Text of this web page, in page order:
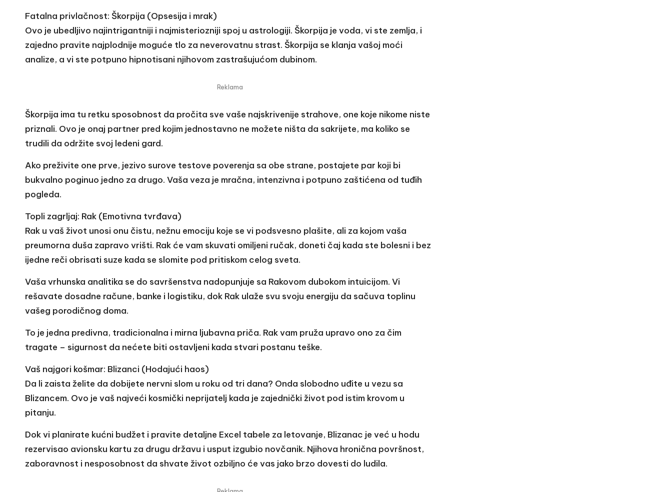
Fatalna privlačnost: Škorpija (Opsesija i mrak)
Ovo je ubedljivo najintrigantniji i najmisteriozniji spoj u astrologiji. Škorpija je voda, vi ste zemlja, i
zajedno pravite najplodnije moguće tlo za neverovatnu strast. Škorpija se klanja vašoj moći
analize, a vi ste potpuno hipnotisani njihovom zastrašujućom dubinom.
Reklama
Škorpija ima tu retku sposobnost da pročita sve vaše najskrivenije strahove, one koje nikome niste
priznali. Ovo je onaj partner pred kojim jednostavno ne možete ništa da sakrijete, ma koliko se
trudili da održite svoj ledeni gard.
Ako preživite one prve, jezivo surove testove poverenja sa obe strane, postajete par koji bi
bukvalno poginuo jedno za drugo. Vaša veza je mračna, intenzivna i potpuno zaštićena od tuđih
pogleda.
Topli zagrljaj: Rak (Emotivna tvrđava)
Rak u vaš život unosi onu čistu, nežnu emociju koje se vi podsvesno plašite, ali za kojom vaša
preumorna duša zapravo vrišti. Rak će vam skuvati omiljeni ručak, doneti čaj kada ste bolesni i bez
ijedne reči obrisati suze kada se slomite pod pritiskom celog sveta.
Vaša vrhunska analitika se do savršenstva nadopunjuje sa Rakovom dubokom intuicijom. Vi
rešavate dosadne račune, banke i logistiku, dok Rak ulaže svu svoju energiju da sačuva toplinu
vašeg porodičnog doma.
To je jedna predivna, tradicionalna i mirna ljubavna priča. Rak vam pruža upravo ono za čim
tragate – sigurnost da nećete biti ostavljeni kada stvari postanu teške.
Vaš najgori košmar: Blizanci (Hodajući haos)
Da li zaista želite da dobijete nervni slom u roku od tri dana? Onda slobodno uđite u vezu sa
Blizancem. Ovo je vaš najveći kosmički neprijatelj kada je zajednički život pod istim krovom u
pitanju.
Dok vi planirate kućni budžet i pravite detaljne Excel tabele za letovanje, Blizanac je već u hodu
rezervisao avionsku kartu za drugu državu i usput izgubio novčanik. Njihova hronična površnost,
zaboravnost i nesposobnost da shvate život ozbiljno će vas jako brzo dovesti do ludila.